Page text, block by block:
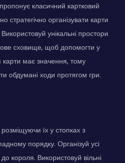
класичний картковий
стратегічно організувати карти
унікальні простори
сховище, щоб допомогти у
карти має значення, тому
обдумані ходи протягом гри.
їх у стопках з
порядку. Організуй усі
короля. Використовуй вільні